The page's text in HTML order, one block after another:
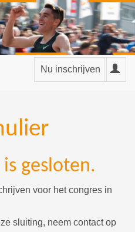
Nu inschrijven
gesloten.
voor het congres in
sluiting, neem contactop